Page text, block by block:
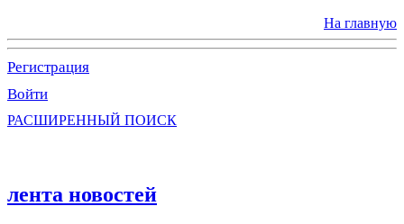
На главную
Регистрация
Войти
РАСШИРЕННЫЙ ПОИСК
лента новостей